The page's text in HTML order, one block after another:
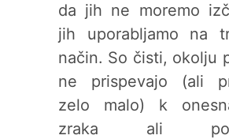
da jih ne moremo
jih uporabljamo na
način. So čisti, okolju
ne prispevajo (ali
zelo malo) k
zraka ali